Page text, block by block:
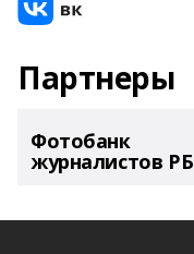
Партнеры
Фотобанк
журналистов РБ